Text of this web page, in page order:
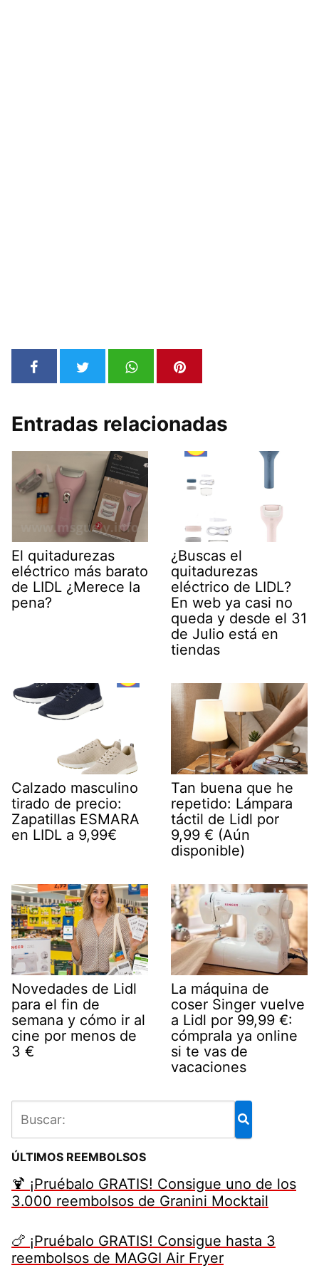
Entradas relacionadas
El quitadurezas
eléctrico más barato
de LIDL ¿Merece la
pena?
¿Buscas el
quitadurezas
eléctrico de LIDL?
En web ya casi no
queda y desde el 31
de Julio está en
tiendas
Calzado masculino
tirado de precio:
Zapatillas ESMARA
en LIDL a 9,99€
Tan buena que he
repetido: Lámpara
táctil de Lidl por
9,99 € (Aún
disponible)
Novedades de Lidl
para el fin de
semana y cómo ir al
cine por menos de
3 €
La máquina de
coser Singer vuelve
a Lidl por 99,99 €:
cómprala ya online
si te vas de
vacaciones
ÚLTIMOS REEMBOLSOS
🍹 ¡Pruébalo GRATIS! Consigue uno de los
3.000 reembolsos de Granini Mocktail
🍗 ¡Pruébalo GRATIS! Consigue hasta 3
reembolsos de MAGGI Air Fryer